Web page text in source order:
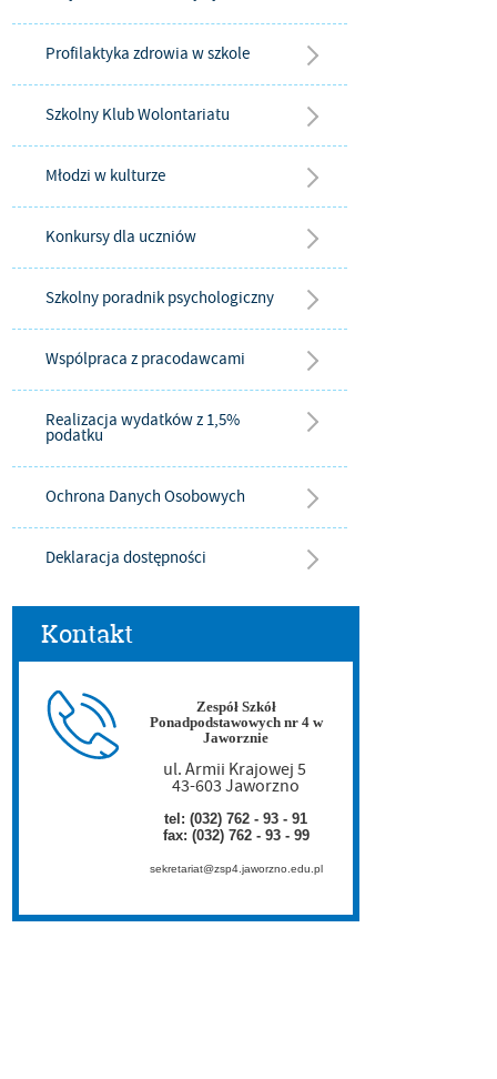
Profilaktyka zdrowia w szkole
Szkolny Klub Wolontariatu
Młodzi w kulturze
Konkursy dla uczniów
Szkolny poradnik psychologiczny
Wspólpraca z pracodawcami
Realizacja wydatków z 1,5%
podatku
Ochrona Danych Osobowych
Deklaracja dostępności
Kontakt
Zespół Szkół
Ponadpodstawowych nr 4 w
Jaworznie
ul. Armii Krajowej 5
43-603 Jaworzno
tel: (032) 762 - 93 - 91
fax: (032) 762 - 93 - 99
sekretariat@zsp4.jaworzno.edu.pl